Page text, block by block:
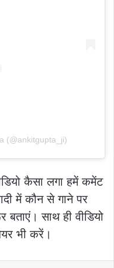
(@ankitgupta_ji)
कैसा लगा हमें कमेंट
में कौन से गाने पर
साथ ही वीडियो
भी करें।